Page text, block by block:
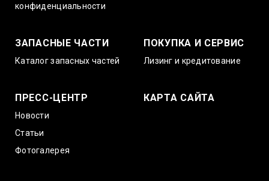
конфиденциальности
ЗАПАСНЫЕ ЧАСТИ
Каталог запасных частей
ПОКУПКА И СЕРВИС
Лизинг и кредитование
ПРЕСС-ЦЕНТР
Новости
Статьи
Фотогалерея
КАРТА САЙТА